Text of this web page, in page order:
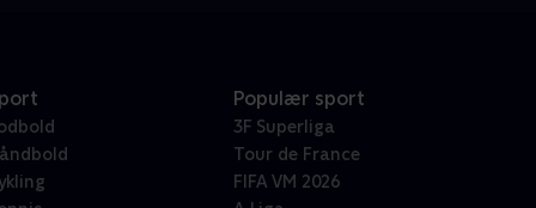
Populær sport
3F Superliga
Tour de France
FIFA VM 2026